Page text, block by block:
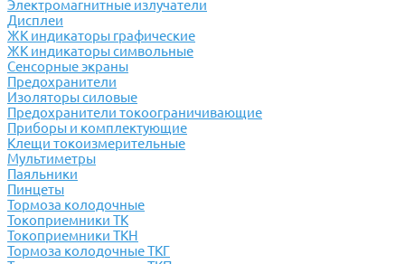
Электромагнитные излучатели
Дисплеи
ЖК индикаторы графические
ЖК индикаторы символьные
Сенсорные экраны
Предохранители
Изоляторы силовые
Предохранители токоограничивающие
Приборы и комплектующие
Клещи токоизмерительные
Мультиметры
Паяльники
Пинцеты
Тормоза колодочные
Токоприемники ТК
Токоприемники ТКН
Тормоза колодочные ТКГ